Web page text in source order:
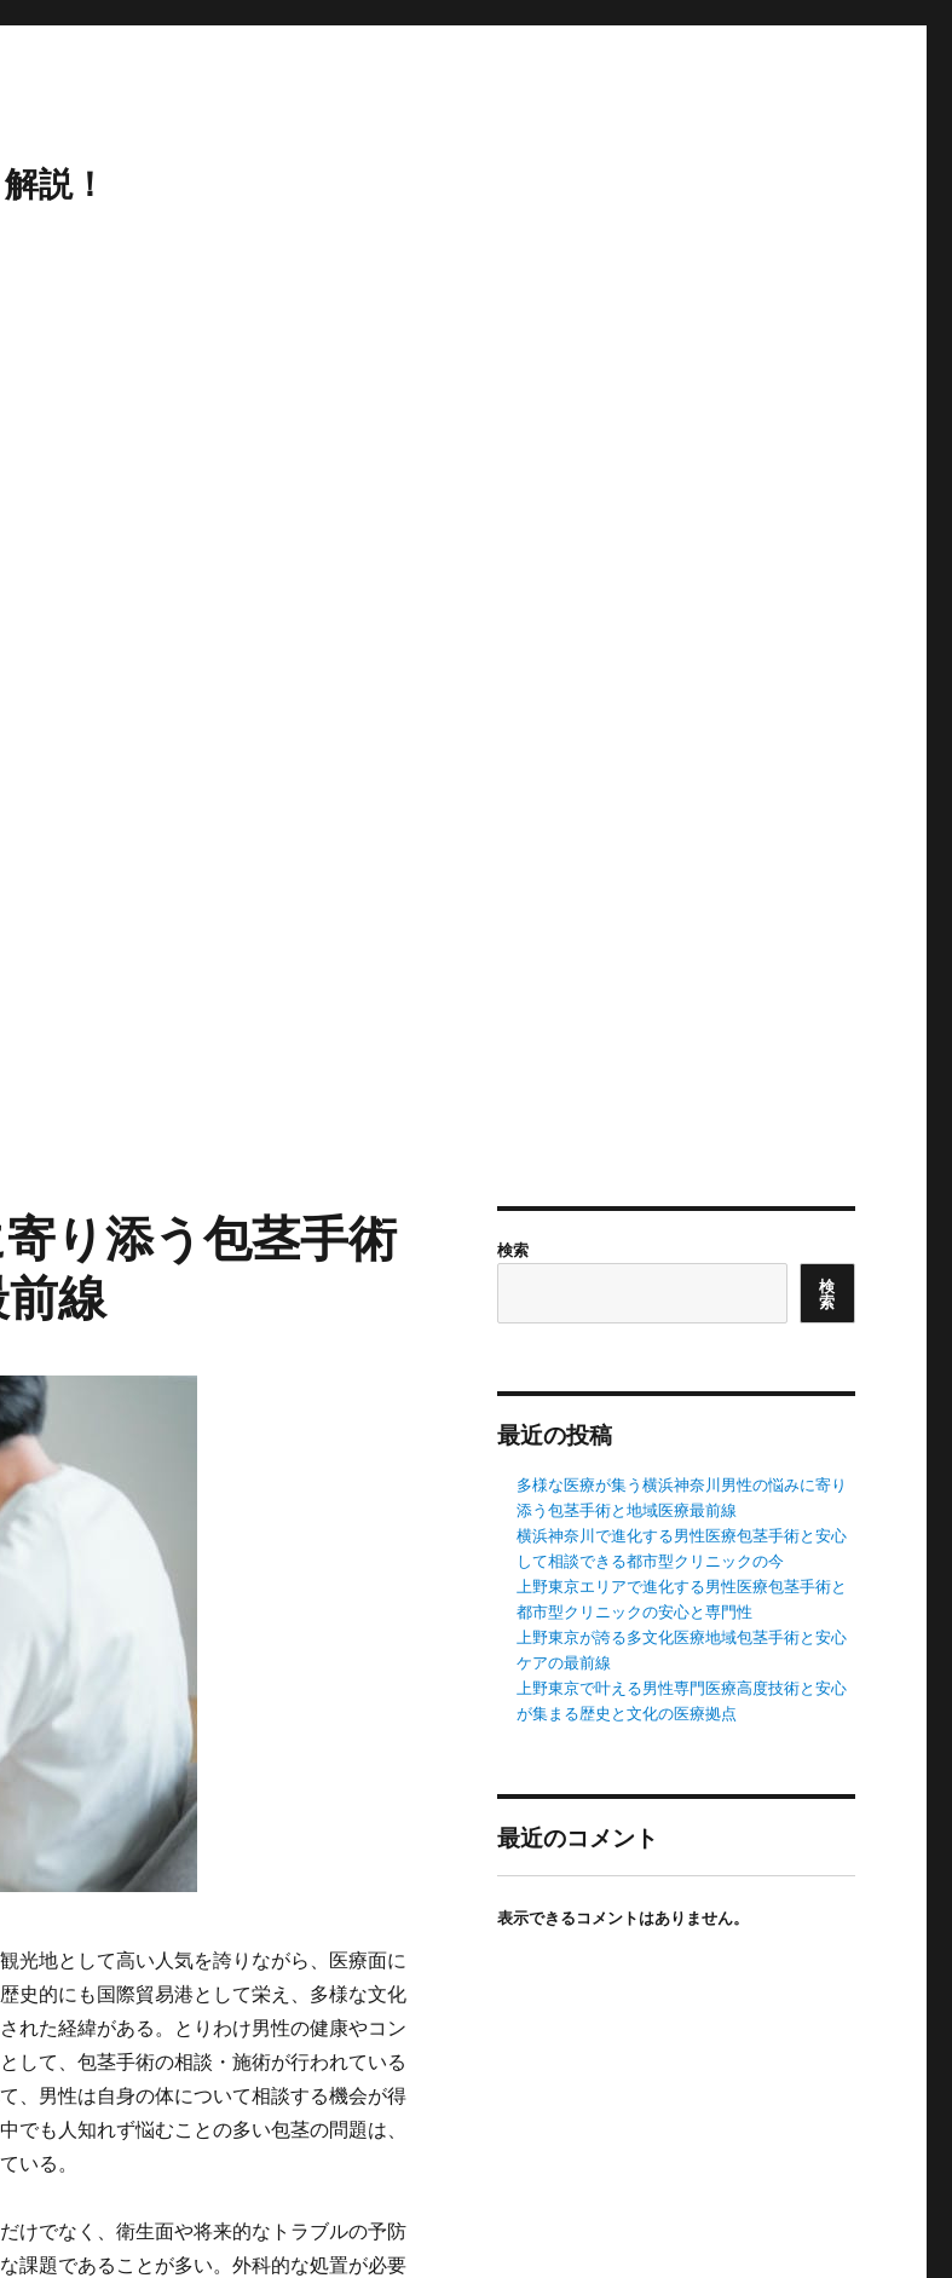
説！
り添う包茎手術
線
光地として高い人気を誇りながら、医療面に
歴史的にも国際貿易港として栄え、多様な文化
れた経緯がある。とりわけ男性の健康やコン
して、包茎手術の相談・施術が行われている
、男性は自身の体について相談する機会が得
でも人知れず悩むことの多い包茎の問題は、
いる。
けでなく、衛生面や将来的なトラブルの予防
課題であることが多い。外科的な処置が必要
検索
検
索
最近の投稿
多様な医療が集う横浜神奈川男性の悩みに寄り
添う包茎手術と地域医療最前線
横浜神奈川で進化する男性医療包茎手術と安心
して相談できる都市型クリニックの今
上野東京エリアで進化する男性医療包茎手術と
都市型クリニックの安心と専門性
上野東京が誇る多文化医療地域包茎手術と安心
ケアの最前線
上野東京で叶える男性専門医療高度技術と安心
が集まる歴史と文化の医療拠点
最近のコメント
表示できるコメントはありません。